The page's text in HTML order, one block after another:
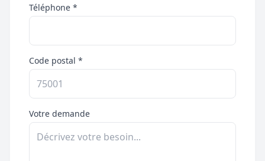
Téléphone *
Code postal *
Votre demande